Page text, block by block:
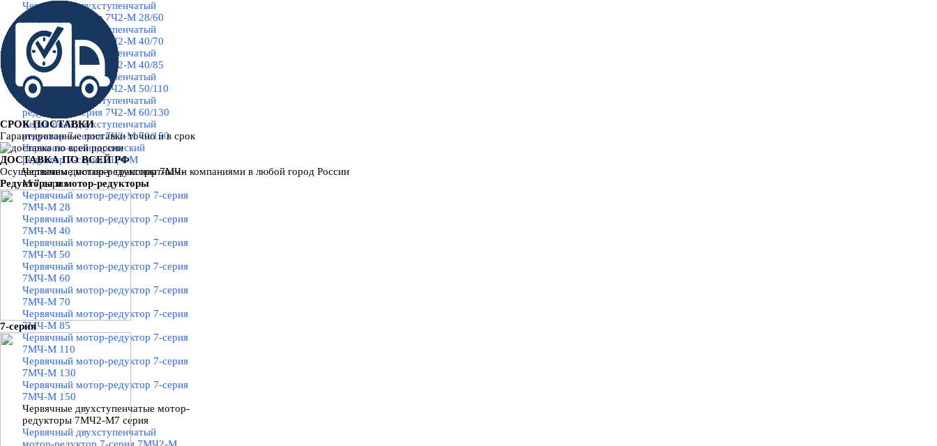
Червячный двухступенчатый
редуктор 7-серия 7Ч2-М 28/60
Червячный двухступенчатый
редуктор 7-серия 7Ч2-М 40/70
Червячный двухступенчатый
редуктор 7-серия 7Ч2-М 40/85
Червячный двухступенчатый
редуктор 7-серия 7Ч2-М 50/110
Червячный двухступенчатый
редуктор 7-серия 7Ч2-М 60/130
Червячный двухступенчатый
редуктор 7-серия 7Ч2-М 70/150
Червячно-цилиндрический
редуктор 7-серия 7ЦЧ-М
Червячные мотор-редукторы 7МЧ-
М 7 серия▼
Червячный мотор-редуктор 7-серия
7МЧ-М 28
Червячный мотор-редуктор 7-серия
7МЧ-М 40
Червячный мотор-редуктор 7-серия
7МЧ-М 50
Червячный мотор-редуктор 7-серия
7МЧ-М 60
Червячный мотор-редуктор 7-серия
7МЧ-М 70
Червячный мотор-редуктор 7-серия
7МЧ-М 85
Червячный мотор-редуктор 7-серия
7МЧ-М 110
Червячный мотор-редуктор 7-серия
7МЧ-М 130
Червячный мотор-редуктор 7-серия
7МЧ-М 150
Червячные двухступенчатые мотор-
редукторы 7МЧ2-М7 серия
Червячный двухступенчатый
СРОК ПОСТАВКИ
Гарантированные поставки точно и в срок
ДОСТАВКА ПО ВСЕЙ РФ
Осуществляем доставкутранспортными компаниями в любой город России
Редукторы и мотор-редукторы
7-серия